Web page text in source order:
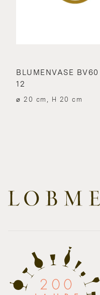
BLUMENVASE
12
⌀ 20 cm, H 20 cm